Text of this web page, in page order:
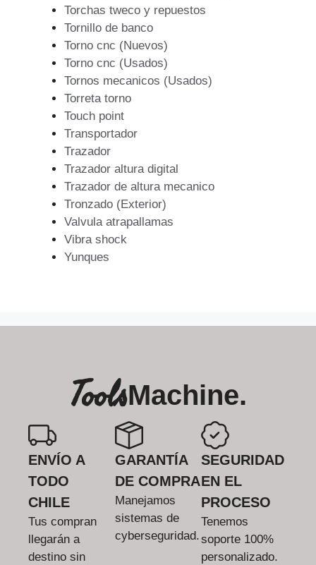
Torchas tweco y repuestos
Tornillo de banco
Torno cnc (Nuevos)
Torno cnc (Usados)
Tornos mecanicos (Usados)
Torreta torno
Touch point
Transportador
Trazador
Trazador altura digital
Trazador de altura mecanico
Tronzado (Exterior)
Valvula atrapallamas
Vibra shock
Yunques
ToolsMachine.
ENVÍO A
TODO
CHILE
Tus compran
llegarán a
destino sin
GARANTÍA
DE COMPRA
Manejamos
sistemas de
cyberseguridad.
SEGURIDAD
EN EL
PROCESO
Tenemos
soporte 100%
personalizado.